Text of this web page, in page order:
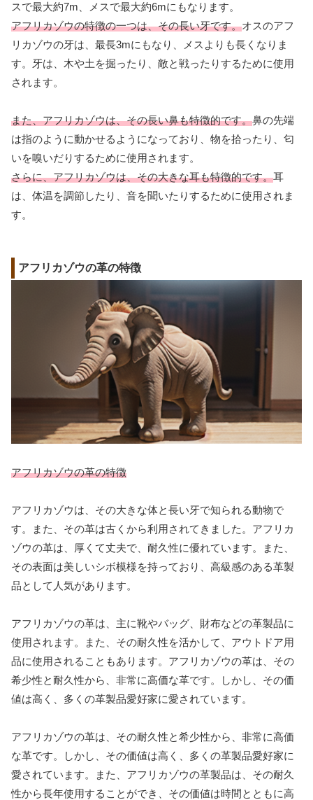
スで最大約7m、メスで最大約6mにもなります。
アフリカゾウの特徴の一つは、その長い牙です。オスのアフ
リカゾウの牙は、最長3mにもなり、メスよりも長くなりま
す。牙は、木や土を掘ったり、敵と戦ったりするために使用
されます。
また、アフリカゾウは、その長い鼻も特徴的です。鼻の先端
は指のように動かせるようになっており、物を拾ったり、匂
いを嗅いだりするために使用されます。
さらに、アフリカゾウは、その大きな耳も特徴的です。耳
は、体温を調節したり、音を聞いたりするために使用されま
す。
アフリカゾウの革の特徴
アフリカゾウの革の特徴
アフリカゾウは、その大きな体と長い牙で知られる動物で
す。また、その革は古くから利用されてきました。アフリカ
ゾウの革は、厚くて丈夫で、耐久性に優れています。また、
その表面は美しいシボ模様を持っており、高級感のある革製
品として人気があります。
アフリカゾウの革は、主に靴やバッグ、財布などの革製品に
使用されます。また、その耐久性を活かして、アウトドア用
品に使用されることもあります。アフリカゾウの革は、その
希少性と耐久性から、非常に高価な革です。しかし、その価
値は高く、多くの革製品愛好家に愛されています。
アフリカゾウの革は、その耐久性と希少性から、非常に高価
な革です。しかし、その価値は高く、多くの革製品愛好家に
愛されています。また、アフリカゾウの革製品は、その耐久
性から長年使用することができ、その価値は時間とともに高